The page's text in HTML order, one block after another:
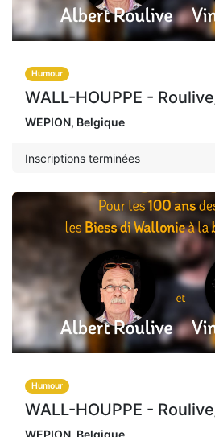
Humour
WALL-HOUPPE -
WEPION, Belgique
Inscriptions terminées
Humour
WALL-HOUPPE -
WEPION Belgique